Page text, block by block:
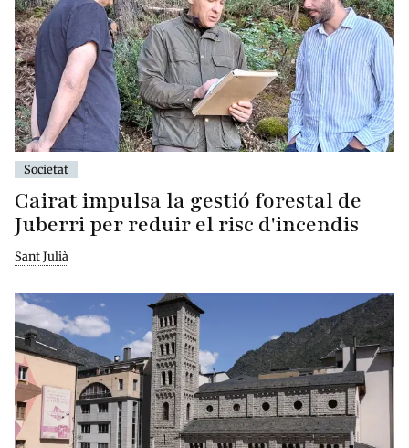
Societat
Cairat impulsa la gestió forestal de
Juberri per reduir el risc d'incendis
Sant Julià